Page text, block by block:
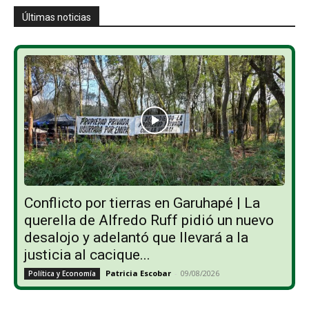
Últimas noticias
Conflicto por tierras en Garuhapé | La
querella de Alfredo Ruff pidió un nuevo
desalojo y adelantó que llevará a la
justicia al cacique...
Política y Economía Patricia Escobar - 09/08/2026